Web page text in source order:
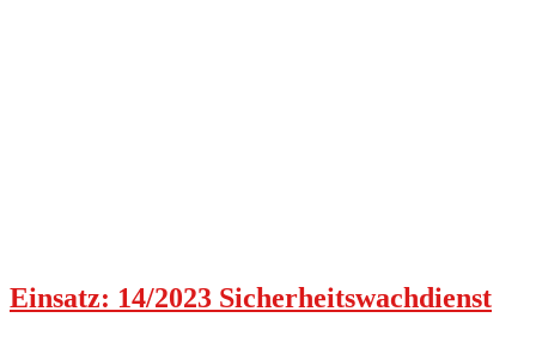
Einsatz: 14/2023 Sicherheitswachdienst